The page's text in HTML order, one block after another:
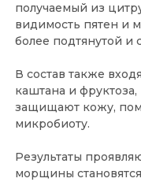
получаемый из
видимость пятен и
более подтянутой и
В состав также
каштана и
защищают кожу,
микробиоту.
Результаты
морщины